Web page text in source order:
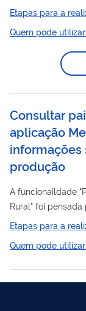
projetos
instrumentos
governos
nacionais e
com participação
Etapas para a
Quem pode
Consultar
aplicação
informações
produção
A funcionaildade
Rural" foi
e intuitiva
funcionalidade
três abas: Planejamento: mostra as melhores épocas para
Etapas para a
Quem pode